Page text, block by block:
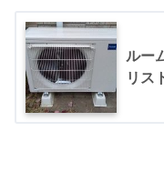
ルー
リス